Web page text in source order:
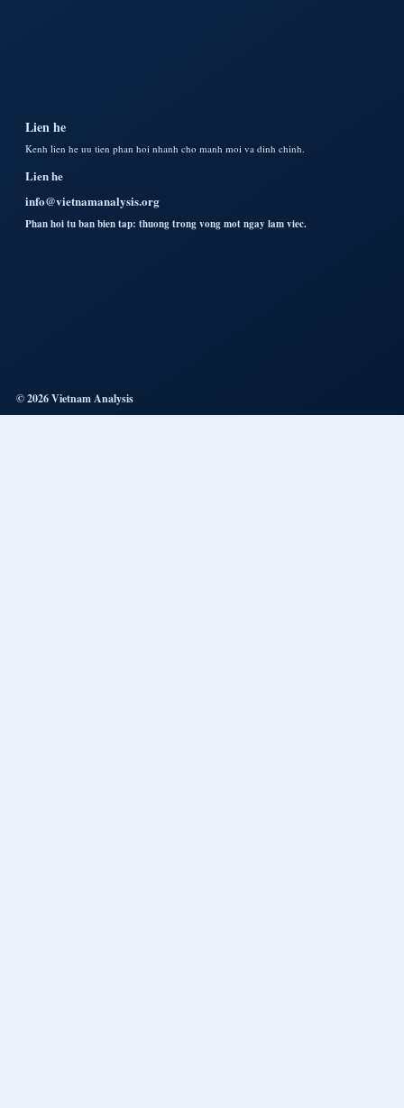
Lien he
Kenh lien he uu tien phan hoi nhanh cho manh moi va dinh chinh.
Lien he
info@vietnamanalysis.org
Phan hoi tu ban bien tap: thuong trong vong mot ngay lam viec.
© 2026 Vietnam Analysis